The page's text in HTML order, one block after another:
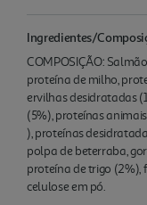
Ingredientes/
COMPOSIÇÃO:
proteína de milho,
ervilhas desidratadas
(5%), proteínas
), proteínas
polpa de beterraba,
proteína de trigo (2%),
celulose em pó.